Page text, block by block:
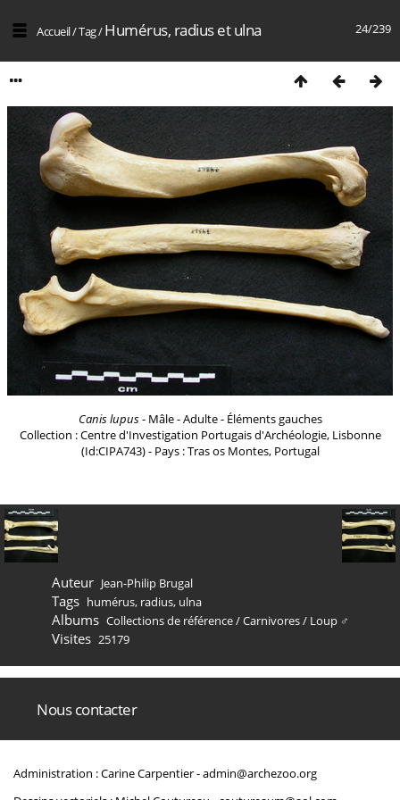
24/239
Accueil/Tag/Humérus, radius et ulna
Canis lupus- Mâle - Adulte - Éléments gauches
Collection : Centre d'Investigation Portugais d'Archéologie, Lisbonne
(Id:CIPA743) - Pays : Tras os Montes, Portugal
Auteur Jean-Philip Brugal
Tags humérus, radius, ulna
Albums Collections de référence/Carnivores/ Loup ♂
Visites 25179
Nous contacter
Administration : Carine Carpentier -admin@archezoo.org